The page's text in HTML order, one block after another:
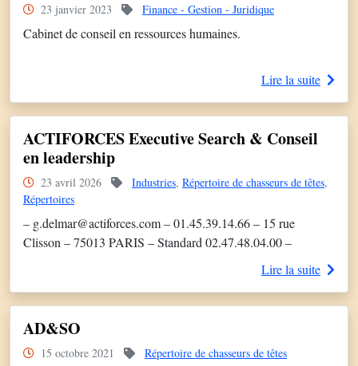
23 janvier 2023 Finance - Gestion - Juridique
Cabinet de conseil en ressources humaines.
Lire la suite
ACTIFORCES Executive Search & Conseil
en leadership
23 avril 2026 Industries, Répertoire de chasseurs de têtes,
Répertoires
– g.delmar@actiforces.com – 01.45.39.14.66 – 15 rue
Clisson – 75013 PARIS – Standard 02.47.48.04.00 –
info@actiforces.com Positionnement Actiforces est un cabinet
de recrutement spécialisé dans le secteur de l’Industrie. Nos
dans des environnements exigeants et hautement
réglementés.Nous identifions et sécurisons des profils […]
Lire la suite
AD&SO
15 octobre 2021 Répertoire de chasseurs de têtes